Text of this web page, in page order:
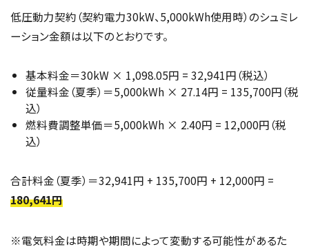
低圧動力契約（契約電力30kW、5,000kWh使用時）のシュミレ
ーション金額は以下のとおりです。
基本料金＝30kW × 1,098.05円 = 32,941円（税込）
従量料金（夏季）＝5,000kWh × 27.14円 = 135,700円（税
込）
燃料費調整単価＝5,000kWh × 2.40円 = 12,000円（税
込）
合計料金（夏季）＝32,941円 + 135,700円 + 12,000円 =
180,641円
※電気料金は時期や期間によって変動する可能性があるた